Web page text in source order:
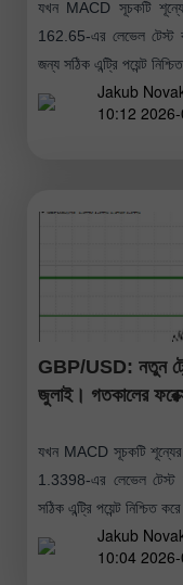
যখন MACD সূচকটি
162.65-এর লেভেল টেস্ট
জন্য সঠিক এন্ট্রি পয়েন্ট
Jakub
10:12
GBP/USD: নতুন
জুলাই। গতকালের
যখন MACD সূচকটি
1.3398-এর লেভেল টেস্ট
সঠিক এন্ট্রি পয়েন্ট নিশ্চিত
Jakub
10:04